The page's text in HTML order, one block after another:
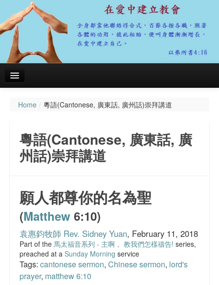
主頁
聚會資料
粵語(Cantonese, 廣東話, 廣州話)崇拜講道
代禱事項
主日學課程資料
文章分享
FaceBook 網頁
Home / 粵語(Cantonese, 廣東話, 廣州話)崇拜講道
粵語(Cantonese, 廣東話, 廣
州話)崇拜講道
願人都尊你的名為聖
(Matthew 6:10)
袁惠鈞牧師 Rev. Sidney Yuan, February 11, 2018
Part of the 馬太福音系列 - 主啊， 教我們怎樣禱告! series,
preached at a Sunday Morning service
Tags: cantonese sermon, Chinese sermon, lord's
prayer, matthew 6:10